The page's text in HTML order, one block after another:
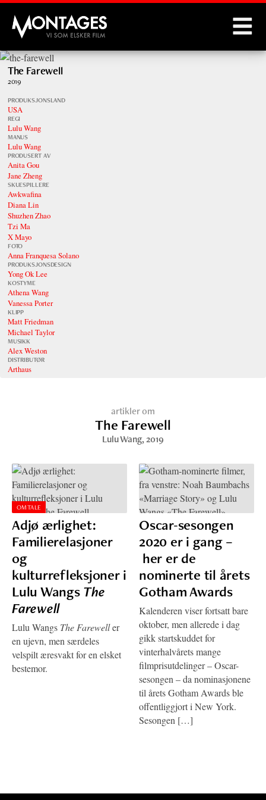
Montages
The Farewell
2019
PRODUKSJONSLAND
USA
REGI
Lulu Wang
MANUS
Lulu Wang
PRODUSERT AV
Anita Gou
Jane Zheng
SKUESPILLERE
Awkwafina
Diana Lin
Shuzhen Zhao
Tzi Ma
X Mayo
FOTO
Anna Franquesa Solano
PRODUKSJONSDESIGN
Yong Ok Lee
KOSTYME
Athena Wang
Vanessa Porter
KLIPP
Matt Friedman
Michael Taylor
MUSIKK
Alex Weston
DISTRIBUTØR
Arthaus
artikler om
The Farewell
Lulu Wang, 2019
OMTALE
Adjø ærlighet:
Familierelasjoner
og
kulturrefleksjoner i
Lulu WangsThe
Farewell
Lulu Wangs The Fareweller
en ujevn, men særdeles
velspilt æresvakt for en elsket
bestemor.
Oscar-sesongen
2020 er i gang –
her er de
nominerte til årets
Gotham Awards
Kalenderen viser fortsatt bare
oktober, men allerede i dag
gikk startskuddet for
vinterhalvårets mange
filmprisutdelinger – Oscar-
sesongen – da nominasjonene
til årets Gotham Awards ble
offentliggjort i New York.
Sesongen […]